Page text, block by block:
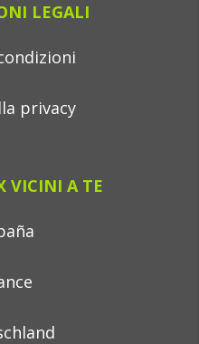
LEGALI
privacy
VICINI A TE